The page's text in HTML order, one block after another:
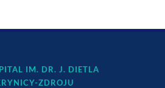
IM. DR. J. DIETLA
ZDROJU